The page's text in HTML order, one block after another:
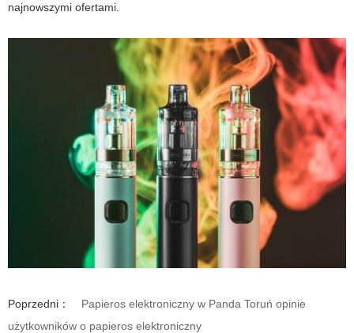
najnowszymi ofertami.
Poprzedni：
Papieros elektroniczny w Panda Toruń opinie
użytkowników o papieros elektroniczny